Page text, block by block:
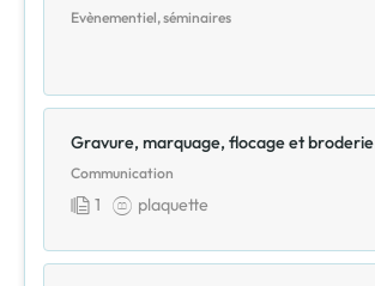
Evènementiel, séminaires
Gravure, marquage, flocage et broderie
Communication
1 plaquette